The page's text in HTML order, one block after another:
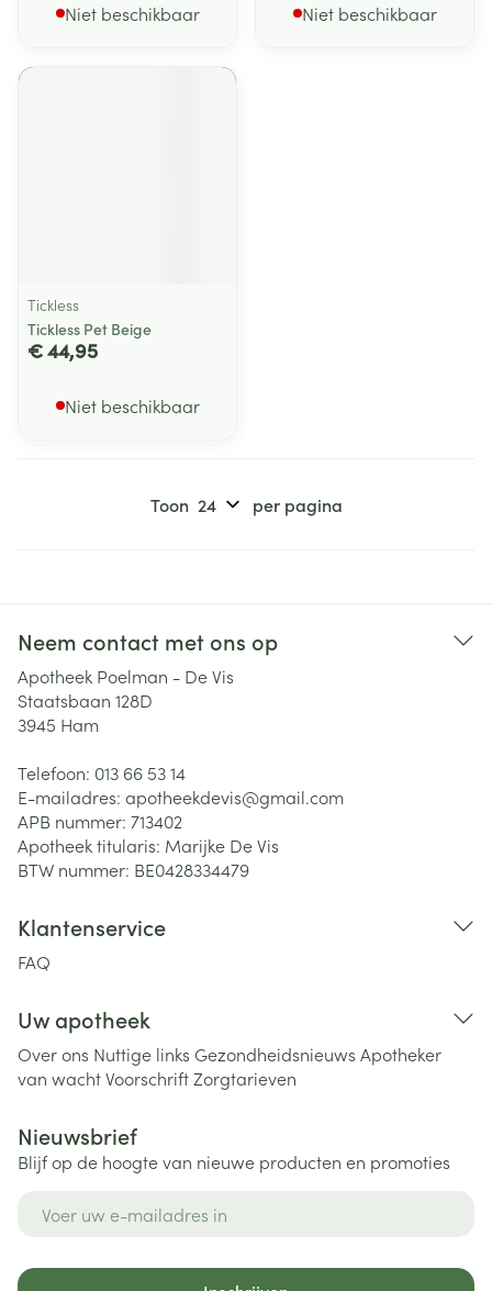
Niet beschikbaar Niet beschikbaar
Tickless
Tickless Pet Beige
€ 44,95
Niet beschikbaar
Toon per pagina
Neem contact met ons op
Apotheek Poelman - De Vis
Staatsbaan 128D
3945 Ham
Telefoon: 013 66 53 14
E-mailadres: apotheekdevis@gmail.com
APB nummer: 713402
Apotheek titularis: Marijke De Vis
BTW nummer: BE0428334479
Klantenservice
FAQ
Uw apotheek
Over ons Nuttige links Gezondheidsnieuws Apotheker
van wachtVoorschriftZorgtarieven
Nieuwsbrief
Blijf op de hoogte van nieuwe producten en promoties